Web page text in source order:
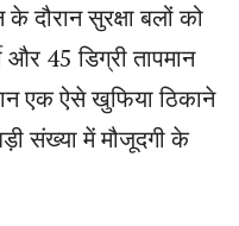
सुरक्षा बलों को
और 45 डिग्री तापमान
एक ऐसे खुफिया ठिकाने
संख्या में मौजूदगी के